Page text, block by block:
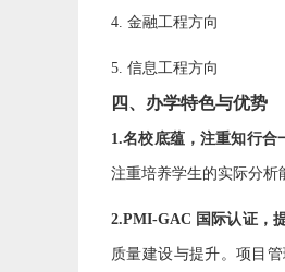
4. 金融工程方向
5. 信息工程方向
四、办学特色与优势
1.名校底蕴，注重知行合
注重培养学生的实际分析
2.PMI-GAC 国际认证，
质量建设与提升。项目